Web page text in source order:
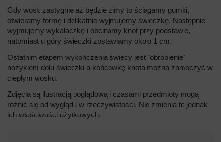
Gdy wosk zastygnie aż będzie zimy to ściągamy gumki,
otwieramy formę i delikatnie wyjmujemy świeczkę. Następnie
wyjmujemy wykałaczkę i obcinamy knot przy podstawie,
natomiast u góry świeczki zostawiamy około 1 cm.
Ostatnim etapem wykończenia świecy jest "obrobienie"
nożykiem dołu świeczki a końcówkę knota można zamoczyć w
ciepłym wosku.
Zdjęcia są ilustracją poglądową i czasami przedmioty mogą
różnić się od wyglądu w rzeczywistości. Nie zmienia to jednak
ich właściwości użytkowych.